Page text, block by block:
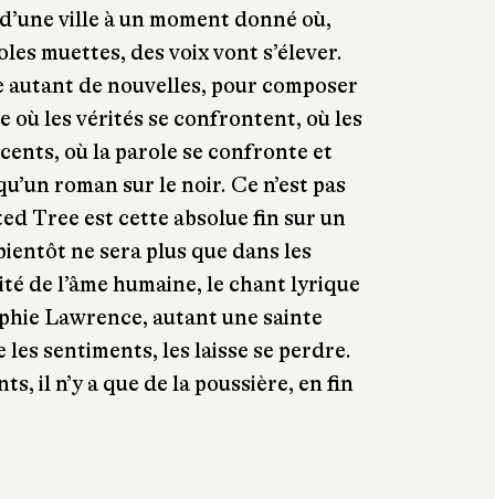
ville à un moment donné où,
muettes, des voix vont s’élever.
autant de nouvelles, pour composer
où les vérités se confrontent, où les
où la parole se confronte et
roman sur le noir. Ce n’est pas
Tree est cette absolue fin sur un
ne sera plus que dans les
de l’âme humaine, le chant lyrique
Lawrence, autant une sainte
les sentiments, les laisse se perdre.
il n’y a que de la poussière, en fin